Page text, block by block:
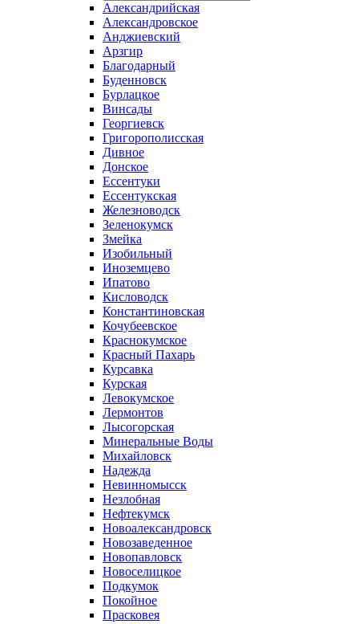
Александрийская
Александровское
Анджиевский
Арзгир
Благодарный
Буденновск
Бурлацкое
Винсады
Георгиевск
Григорополисская
Дивное
Донское
Ессентуки
Ессентукская
Железноводск
Зеленокумск
Змейка
Изобильный
Иноземцево
Ипатово
Кисловодск
Константиновская
Кочубеевское
Краснокумское
Красный Пахарь
Курсавка
Курская
Левокумское
Лермонтов
Лысогорская
Минеральные Воды
Михайловск
Надежда
Невинномысск
Незлобная
Нефтекумск
Новоалександровск
Новозаведенное
Новопавловск
Новоселицкое
Подкумок
Покойное
Прасковея